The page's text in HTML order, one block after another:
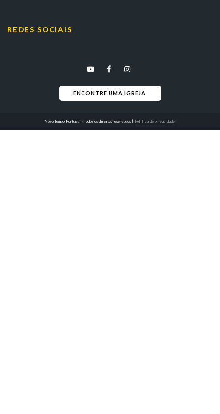
REDES SOCIAIS
ENCONTRE UMA IGREJA
Novo Tempo Portugal - Todos os direitos reservados| Política de privacidade